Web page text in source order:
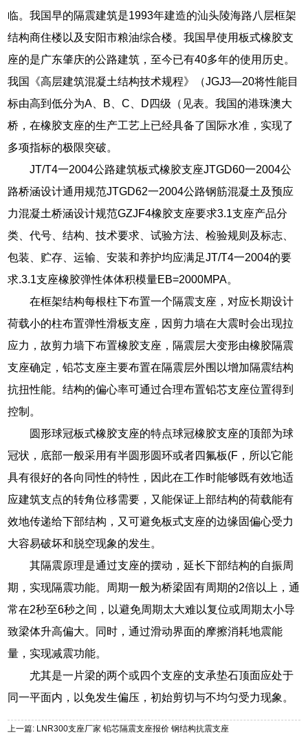
临。我国早的隔震建筑是1993年建造的汕头陵海路八层框架
结构商住楼以及安阳市粮油综合楼。我国早使用板式橡胶支
座的是广东肇庆的公路建筑，至今已有40多年的使用历史。
我国《高层建筑混凝土结构技术规程》（JGJ3—20将性能目
标由高到低分为A、B、C、D四级（见表。我国的港珠澳大
桥，在橡胶支座的生产工艺上已经具备了国际水准，实现了
多项指标的极限突破。
JT/T4一2004公路建筑板式橡胶支座JTGD60一2004公
路桥涵设计通用规范JTGD62一2004公路钢筋混凝土及预应
力混凝土桥涵设计规范GZJF4橡胶支座要求3.1支座产品分
类、代号、结构、技术要求、试验方法、检验规则及标志、
包装、贮存、运输、安装和养护均应满足JT/T4一2004的要
求.3.1支座橡胶弹性体体积模量EB=2000MPA。
在框架结构每根柱下布置一个隔震支座，对应长期设计
荷载小的柱布置弹性滑板支座，因剪力墙在大震时会出现拉
应力，故剪力墙下布置橡胶支座，隔震层大变形由橡胶隔震
支座确定，铅芯支座主要布置在隔震层外围以增加隔震结构
抗扭性能。结构的偏心率可通过合理布置铅芯支座位置得到
控制。
圆形球冠板式橡胶支座的特点球冠橡胶支座的顶部为球
冠状，底部一般采用有半圆形圆环或者四氟板(F，所以它能
具有很好的各向同性的特性，因此在工作时能够既有效地适
应建筑支点的转角位移需要，又能保证上部结构的荷载能有
效地传递给下部结构，又可避免板式支座的边缘固偏心受力
大容易破坏和脱空现象的发生。
其隔震原理是通过支座的摆动，延长下部结构的自振周
期，实现隔震功能。周期一般为桥梁固有周期的2倍以上，通
常在2秒至6秒之间，以避免周期太大难以复位或周期太小导
致梁体升高偏大。同时，通过滑动界面的摩擦消耗地震能
量，实现减震功能。
尤其是一片梁的两个或四个支座的支承垫石顶面应处于
同一平面内，以免发生偏压，初始剪切与不均匀受力现象。
上一篇: LNR300支座厂家 铅芯隔震支座报价 钢结构抗震支座